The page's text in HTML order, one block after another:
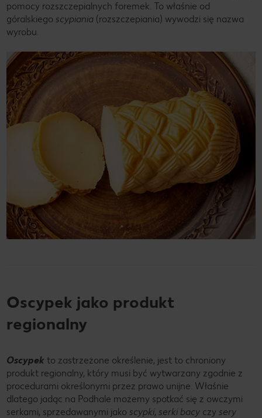
pomocy rozszczepialnych foremek. To właśnie od
góralskiego scypiania (rozszczepiania) wywodzi się nazwa
wyrobu.
Oscypek jako produkt
regionalny
Oscypek to zastrzeżone określenie, jest to chroniony
produkt regionalny, który musi być wytwarzany zgodnie z
procedurami określonymi przez prawo unijne. Właśnie
dlatego jadąc na Podhale możemy spotkać się z owczymi
serkami, sprzedawanymi jako scypki, serki bacy czy sery